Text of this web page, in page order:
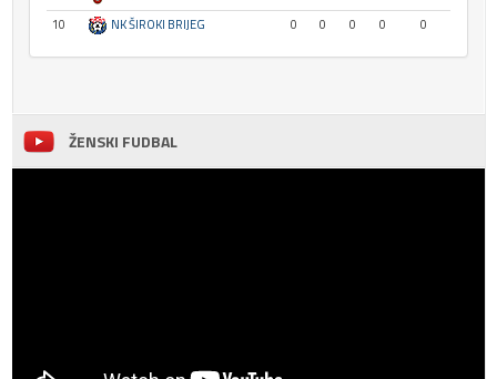
10
NK ŠIROKI BRIJEG 0 0 0 0 0
ŽENSKI FUDBAL